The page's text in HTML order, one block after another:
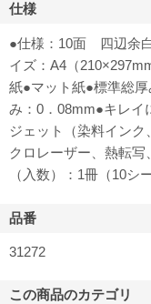
仕様
●仕様：10面 四辺余
イズ：A4（
紙●マット紙●標準総
み：0．08mm●キレイ
ジェット（染料イン
クロレーザー、熱転
（入数）：1冊（10
品番
31272
この商品のカテゴリ